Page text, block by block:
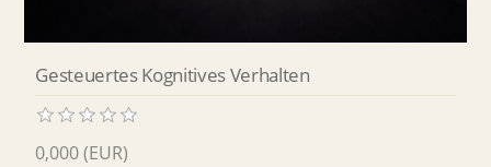
Gesteuertes Kognitives Verhalten
0,000 (EUR)